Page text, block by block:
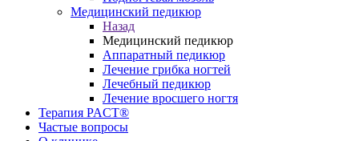
Медицинский педикюр
Назад
Медицинский педикюр
Аппаратный педикюр
Лечение грибка ногтей
Лечебный педикюр
Лечение вросшего ногтя
Терапия PACT®
Частые вопросы